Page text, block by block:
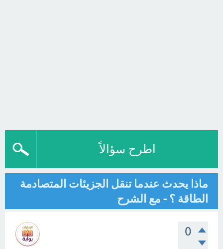
اطرح سؤالاً
ماذا يحدث عندما تنقل الجزيئات المتصادمة
الطاقة ؟ - مع الشرح
0